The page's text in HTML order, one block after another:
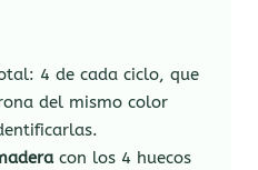
4 de cada ciclo, que
del mismo color
con los 4 huecos